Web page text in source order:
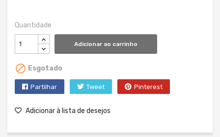
Quantidade
Adicionar ao carrinho
 Esgotado
Partilhar Tweet Pinterest
Adicionar à lista de desejos